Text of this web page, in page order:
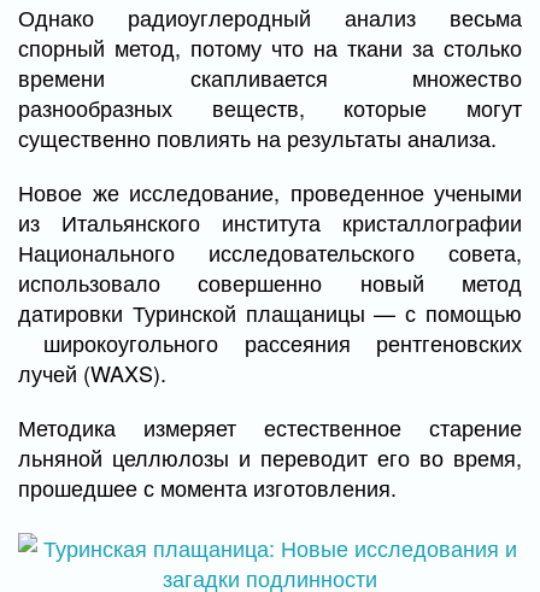
Однако радиоуглеродный анализ весьма
спорный метод, потому что на ткани за столько
времени скапливается множество
разнообразных веществ, которые могут
существенно повлиять на результаты анализа.
Новое же исследование, проведенное учеными
из Итальянского института кристаллографии
Национального исследовательского совета,
использовало совершенно новый метод
датировки Туринской плащаницы — с помощью
широкоугольного рассеяния рентгеновских
лучей (WAXS).
Методика измеряет естественное старение
льняной целлюлозы и переводит его во время,
прошедшее с момента изготовления.